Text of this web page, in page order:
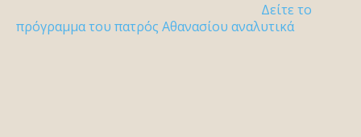
Δείτε το
πρόγραμμα του πατρός Αθανασίου αναλυτικά